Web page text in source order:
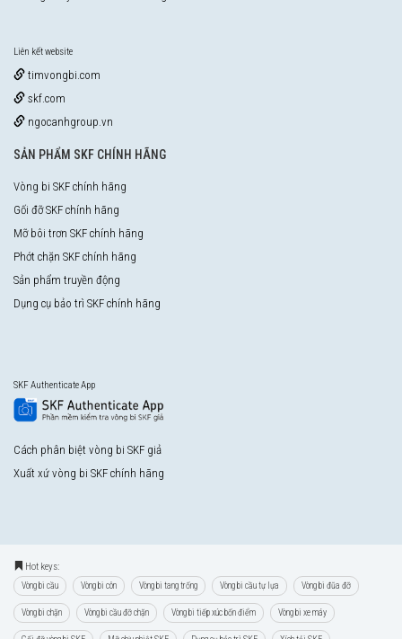
Liên kết website
timvongbi.com
skf.com
ngocanhgroup.vn
SẢN PHẨM SKF CHÍNH HÃNG
Vòng bi SKF chính hãng
Gối đỡ SKF chính hãng
Mỡ bôi trơn SKF chính hãng
Phớt chặn SKF chính hãng
Sản phẩm truyền động
Dụng cụ bảo trì SKF chính hãng
SKF Authenticate App
Cách phân biệt vòng bi SKF giả
Xuất xứ vòng bi SKF chính hãng
Hot keys:
Vòng bi cầu Vòng bi côn Vòng bi tang trống Vòng bi cầu tự lựa Vòng bi đũa đỡ
Vòng bi chặn Vòng bi cầu đỡ chặn Vòng bi tiếp xúc bốn điểm Vòng bi xe máy